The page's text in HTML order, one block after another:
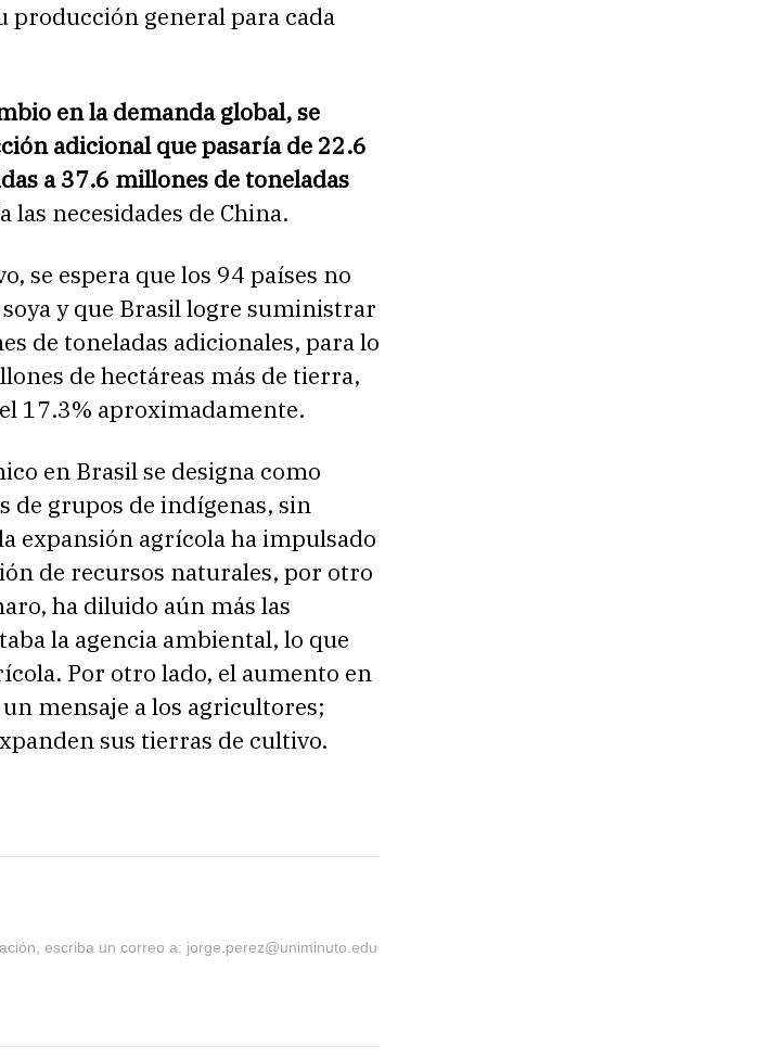
producción general para cada
en la demanda global, se
adicional que pasaría de 22.6
a 37.6 millones de toneladas
las necesidades de China.
se espera que los 94 países no
y que Brasil logre suministrar
de toneladas adicionales, para lo
de hectáreas más de tierra,
17.3% aproximadamente.
en Brasil se designa como
de grupos de indígenas, sin
expansión agrícola ha impulsado
de recursos naturales, por otro
ha diluido aún más las
la agencia ambiental, lo que
Por otro lado, el aumento en
mensaje a los agricultores;
sus tierras de cultivo.
escriba un correo a: jorge.perez@uniminuto.edu